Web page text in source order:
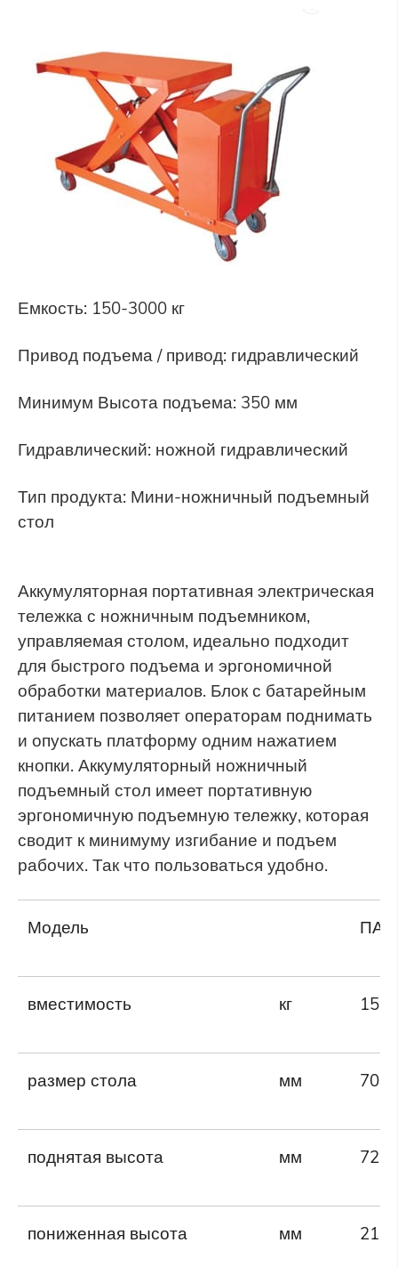
Емкость: 150-3000 кг
Привод подъема / привод: гидравлический
Минимум Высота подъема: 350 мм
Гидравлический: ножной гидравлический
Тип продукта: Мини-ножничный подъемный
стол
Аккумуляторная портативная электрическая
тележка с ножничным подъемником,
управляемая столом, идеально подходит
для быстрого подъема и эргономичной
обработки материалов. Блок с батарейным
питанием позволяет операторам поднимать
и опускать платформу одним нажатием
кнопки. Аккумуляторный ножничный
подъемный стол имеет портативную
эргономичную подъемную тележку, которая
сводит к минимуму изгибание и подъем
рабочих. Так что пользоваться удобно.
Модель ПА-
вместимость кг 150
размер стола мм 700
поднятая высота мм 720
пониженная высота мм 210